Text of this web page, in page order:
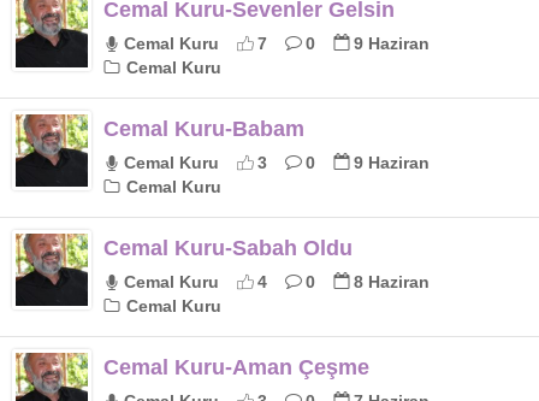
Cemal Kuru-Sevenler Gelsin
Cemal Kuru 7 0
9 Haziran
Cemal Kuru
Cemal Kuru-Babam
Cemal Kuru 3 0
9 Haziran
Cemal Kuru
Cemal Kuru-Sabah Oldu
Cemal Kuru 4 0
8 Haziran
Cemal Kuru
Cemal Kuru-Aman Çeşme